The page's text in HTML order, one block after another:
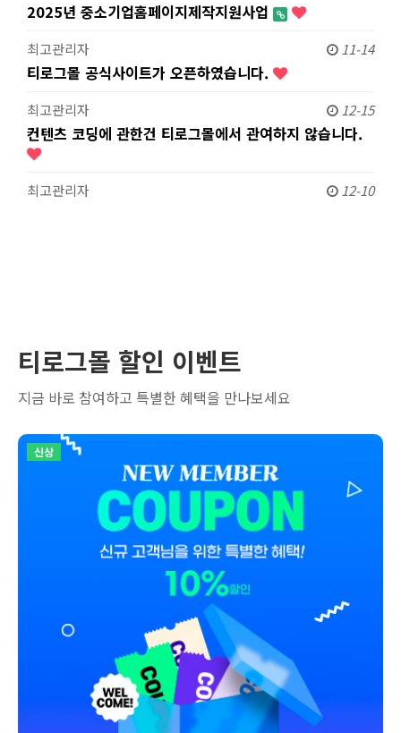
2025년 중소기업홈페이지제작지원사업
최고관리자 11-14
티로그몰 공식사이트가 오픈하였습니다.
최고관리자 12-15
컨텐츠 코딩에 관한건 티로그몰에서 관여하지 않습니다.
최고관리자 12-10
티로그몰 할인 이벤트
지금 바로 참여하고 특별한 혜택을 만나보세요
신상